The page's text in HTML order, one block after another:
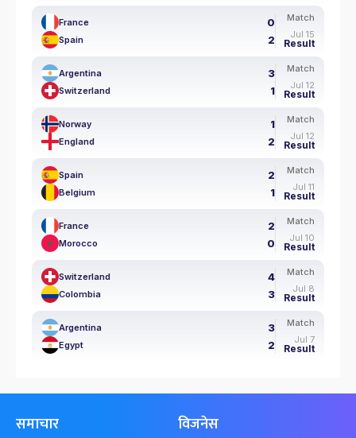
France 0
Spain 2
Match
Jul 15
Result
Argentina 3
Switzerland 1
Match
Jul 12
Result
Norway 1
England 2
Match
Jul 12
Result
Spain 2
Belgium 1
Match
Jul 11
Result
France 2
Morocco 0
Match
Jul 10
Result
Switzerland 4
Colombia 3
Match
Jul 8
Result
Argentina 3
Egypt 2
Match
Jul 7
Result
समाचार विजनेस